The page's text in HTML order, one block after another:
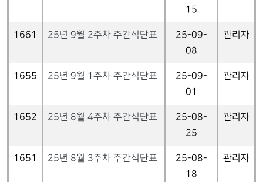
15
1661 25년 9월 2주차 주간식단표
25-09-
08
관리자
1655 25년 9월 1주차 주간식단표
25-09-
01
관리자
1652 25년 8월 4주차 주간식단표
25-08-
25
관리자
1651 25년 8월 3주차 주간식단표
25-08-
18
관리자